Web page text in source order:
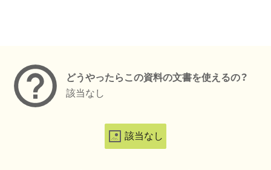
どうやったらこの資料の文書を使えるの？
該当なし
該当なし